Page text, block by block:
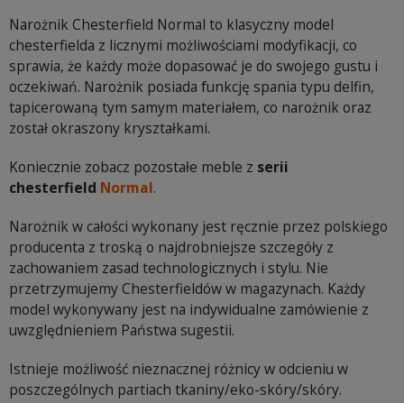
Narożnik Chesterfield Normal to klasyczny model
chesterfielda z licznymi możliwościami modyfikacji, co
sprawia, że każdy może dopasować je do swojego gustu i
oczekiwań. Narożnik posiada funkcję spania typu delfin,
tapicerowaną tym samym materiałem, co narożnik oraz
został okraszony kryształkami.
Koniecznie zobacz pozostałe meble z serii
chesterfield Normal.
Narożnik w całości wykonany jest ręcznie przez polskiego
producenta z troską o najdrobniejsze szczegóły z
zachowaniem zasad technologicznych i stylu. Nie
przetrzymujemy Chesterfieldów w magazynach. Każdy
model wykonywany jest na indywidualne zamówienie z
uwzględnieniem Państwa sugestii.
Istnieje możliwość nieznacznej różnicy w odcieniu w
poszczególnych partiach tkaniny/eko-skóry/skóry.